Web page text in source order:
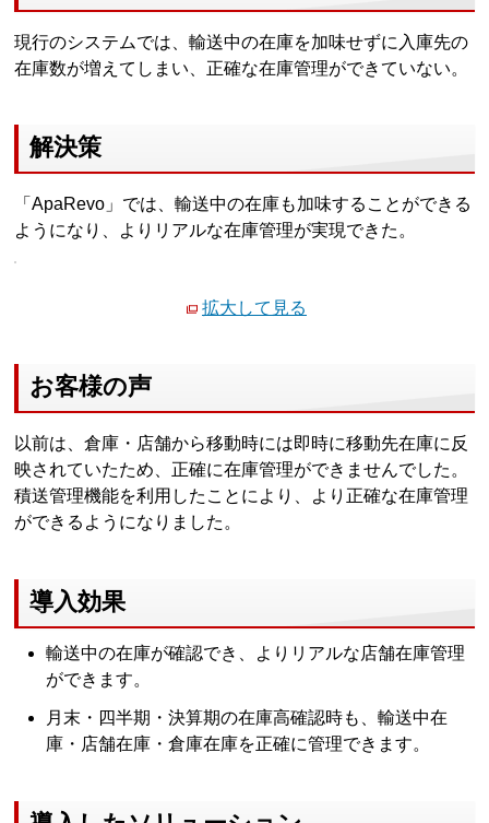
現行のシステムでは、輸送中の在庫を加味せずに入庫先の
在庫数が増えてしまい、正確な在庫管理ができていない。
解決策
「ApaRevo」では、輸送中の在庫も加味することができる
ようになり、よりリアルな在庫管理が実現できた。
拡大して見る
お客様の声
以前は、倉庫・店舗から移動時には即時に移動先在庫に反
映されていたため、正確に在庫管理ができませんでした。
積送管理機能を利用したことにより、より正確な在庫管理
ができるようになりました。
導入効果
輸送中の在庫が確認でき、よりリアルな店舗在庫管理
ができます。
月末・四半期・決算期の在庫高確認時も、輸送中在
庫・店舗在庫・倉庫在庫を正確に管理できます。